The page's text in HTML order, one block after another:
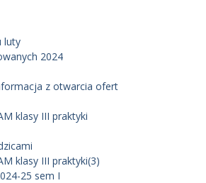
luty
2024
z otwarcia ofert
klasy III praktyki
klasy III praktyki(3)
25 sem I